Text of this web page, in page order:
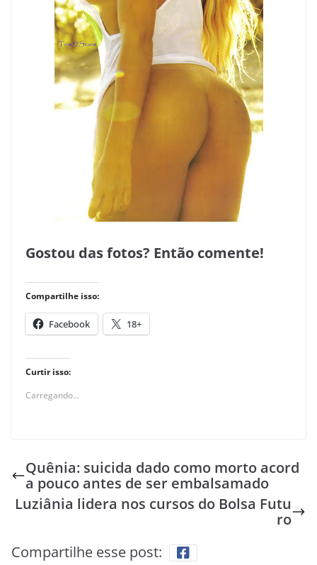
Gostou das fotos? Então comente!
Compartilhe isso:
Facebook 18+
Curtir isso:
Carregando...
Quênia: suicida dado como morto acord
a pouco antes de ser embalsamado
Luziânia lidera nos cursos do Bolsa Futu
ro
Compartilhe esse post: